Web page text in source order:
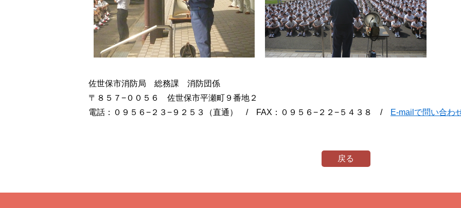
佐世保市消防局 総務課 消防団係
〒８５７−００５６ 佐世保市平瀬町９番地２
電話：０９５６−２３−９２５３（直通） / FAX：０９５６−２２−５４３８ /
E-mailで問い合わ
戻る